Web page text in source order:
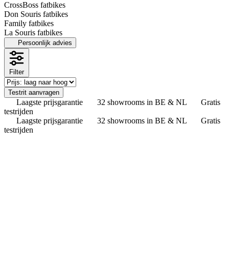
CrossBoss fatbikes
Don Souris fatbikes
Family fatbikes
La Souris fatbikes
Persoonlijk advies
Filter
Testrit aanvragen
Laagste prijsgarantie 32 showrooms in BE & NL
Gratis
testrijden
Laagste prijsgarantie
32 showrooms in BE & NL
Gratis
testrijden